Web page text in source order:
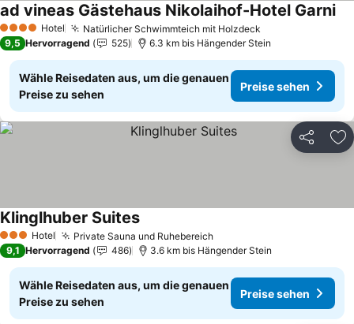
4 Sterne Hotel Natürlicher Schwimmteich mit Holzdeck
ad vineas Gästehaus Nikolaihof-Hotel Garni
9,5 Hervorragend 525 6.3 km bis Hängender Stein
Wähle Reisedaten aus, um die genauen
Preise zu sehen
Preise sehen
Teilen
3 SterneHotel Private Sauna und RuhebereichPreise sehen
Klinglhuber SuitesPreise sehen
9,1 Hervorragend 486 3.6 km bis Hängender Stein
Wähle Reisedaten aus, um die genauen
Preise zu sehen
Preise sehen